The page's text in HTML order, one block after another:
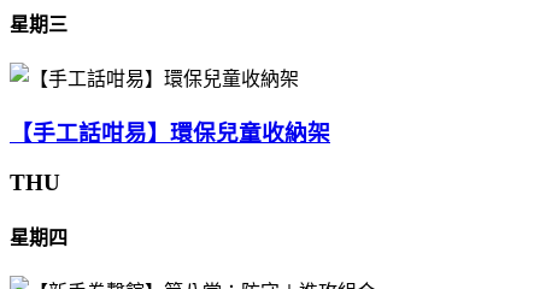
星期三
【手工話咁易】環保兒童收納架
THU
星期四